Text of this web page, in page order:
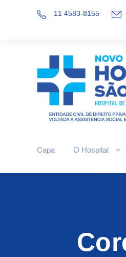
11 4583-8155
Capa O Hospital